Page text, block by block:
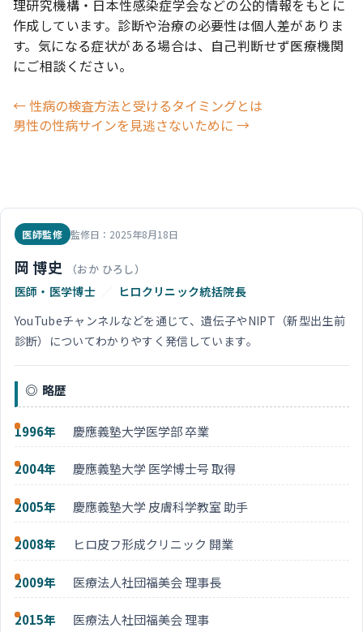
理研究機構・日本性感染症学会などの公的情報をもとに
作成しています。診断や治療の必要性は個人差がありま
す。気になる症状がある場合は、自己判断せず医療機関
にご相談ください。
投
ビ
ゲ
ー
シ
ョ
ン
← 性病の検査方法と受けるタイミングとは
男性の性病サインを見逃さないために →
医師監修 監修日：2025年8月18日
岡 博史 （おか ひろし）
医師・医学博士
ヒロクリニック統括院長
YouTubeチャンネルなどを通じて、遺伝子やNIPT（新型出生前
診断）についてわかりやすく発信しています。
略歴
1996年 慶應義塾大学医学部 卒業
2004年 慶應義塾大学 医学博士号 取得
2005年 慶應義塾大学 皮膚科学教室 助手
2008年 ヒロ皮フ形成クリニック 開業
2009年 医療法人社団福美会 理事長
2015年 医療法人社団福美会 理事